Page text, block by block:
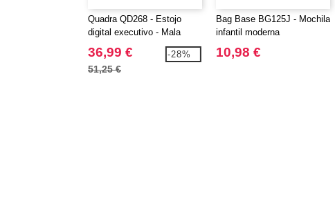
Quadra QD268 - Estojo
digital executivo - Mala
Laptop
36,99 €
51,25 €
-28%
Bag Base BG125J - Mochila
infantil moderna
10,98 €